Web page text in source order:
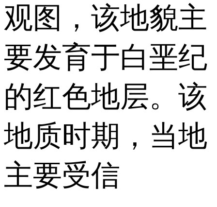
观图，该地貌主
要发育于白垩纪
的红色地层。该
地质时期，当地
主要受信